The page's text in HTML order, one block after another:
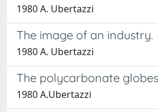
1980 A. Ubertazzi
The image of an industry.
1980 A. Ubertazzi
The polycarbonate globes
1980 A.Ubertazzi